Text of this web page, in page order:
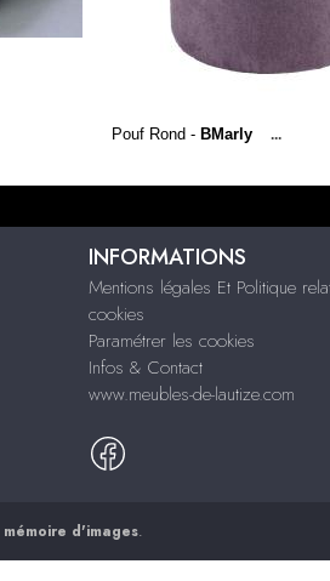
Pouf Rond - BMarly ...
INFORMATIONS
Mentions légales Et Politique
cookies
Paramétrer les cookies
Infos & Contact
www.meubles-de-lautize.com
mémoire d'images.